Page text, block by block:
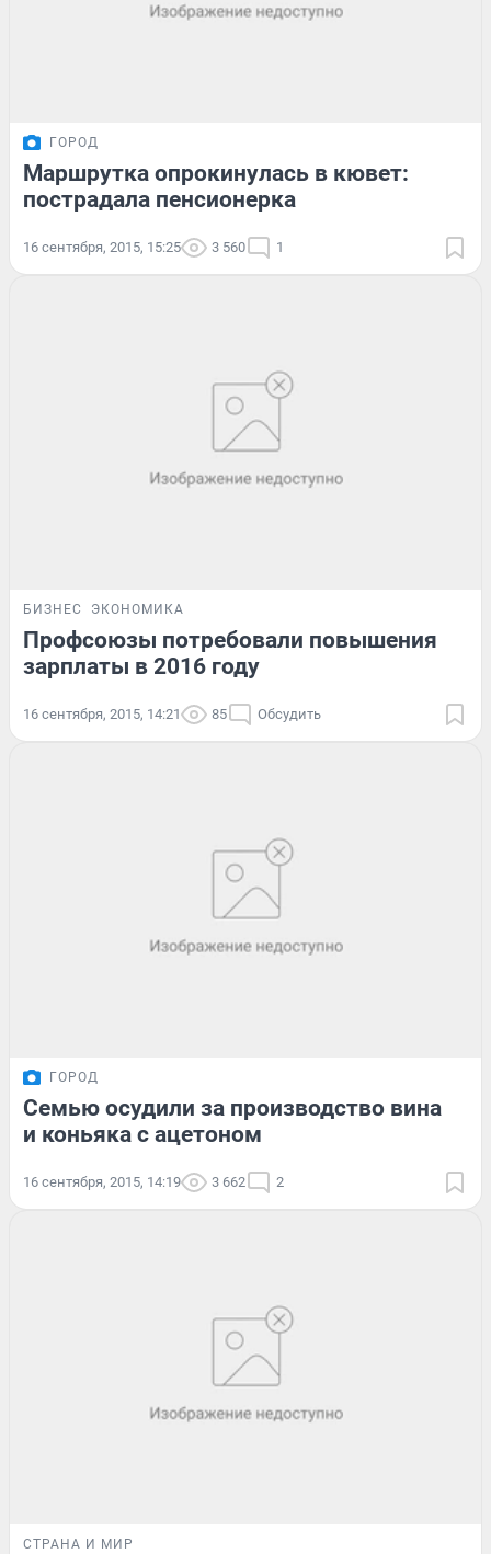
ГОРОД
Маршрутка опрокинулась в кювет:
пострадала пенсионерка
16 сентября, 2015, 15:25 3 560 1
БИЗНЕС ЭКОНОМИКА
Профсоюзы потребовали повышения
зарплаты в 2016 году
16 сентября, 2015, 14:21 85 Обсудить
ГОРОД
Семью осудили за производство вина
и коньяка с ацетоном
16 сентября, 2015, 14:19 3 662 2
СТРАНА И МИР